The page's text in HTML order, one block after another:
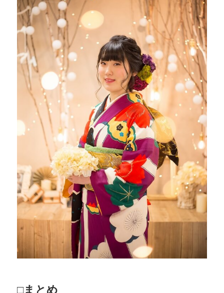
□まとめ